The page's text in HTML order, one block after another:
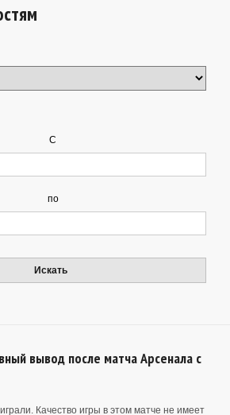
С
по
Искать
вывод после матча Арсенала с
Качество игры в этом матче не имеет